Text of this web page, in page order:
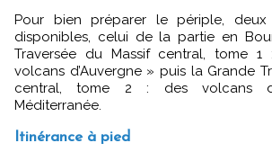
Pour bien préparer le périple,
disponibles, celui de la partie en
Traversée du Massif central, tome
volcans d’Auvergne » puis la Grande
central, tome 2 : des volcans
Méditerranée.
Itinérance à pied